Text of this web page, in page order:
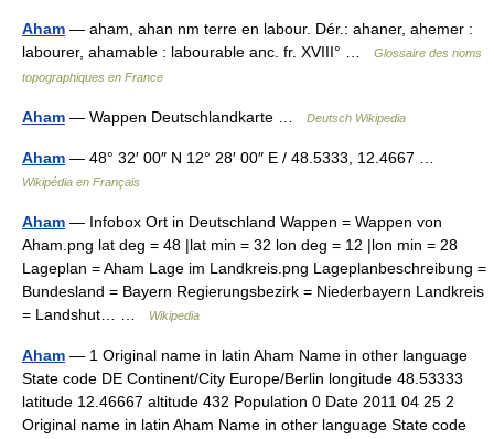
Aham — aham, ahan nm terre en labour. Dér.: ahaner, ahemer :
labourer, ahamable : labourable anc. fr. XVIII° …
Glossaire des noms
topographiques en France
Aham — Wappen Deutschlandkarte … Deutsch Wikipedia
Aham — 48° 32′ 00″ N 12° 28′ 00″ E / 48.5333, 12.4667 …
Wikipédia en Français
Aham — Infobox Ort in Deutschland Wappen = Wappen von
Aham.png lat deg = 48 |lat min = 32 lon deg = 12 |lon min = 28
Lageplan = Aham Lage im Landkreis.png Lageplanbeschreibung =
Bundesland = Bayern Regierungsbezirk = Niederbayern Landkreis
= Landshut… …
Wikipedia
Aham — 1 Original name in latin Aham Name in other language
State code DE Continent/City Europe/Berlin longitude 48.53333
latitude 12.46667 altitude 432 Population 0 Date 2011 04 25 2
Original name in latin Aham Name in other language State code